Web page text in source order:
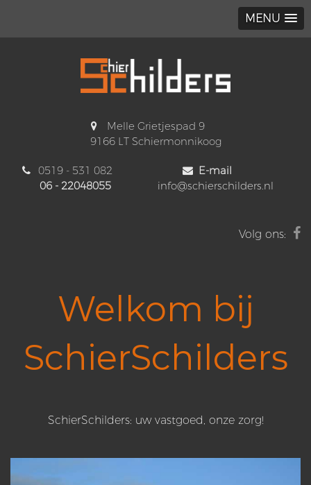
MENU
Melle Grietjespad 9
9166 LT Schiermonnikoog
0519 - 531 082
06 - 22048055
E-mail
info@schierschilders.nl
Volg ons:
Welkom bij
SchierSchilders
SchierSchilders: uw vastgoed, onze zorg!